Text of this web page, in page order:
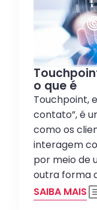
o que é
Touchpoint,
contato”, é
como os
interagem
por meio de
outra forma
SAIBA MAIS